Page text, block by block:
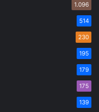
1.096
514
230
195
179
175
139